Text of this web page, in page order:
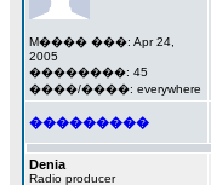
M���� ���: Apr 24,
2005
��������: 45
����/����: everywhere
���������
Denia
Radio producer